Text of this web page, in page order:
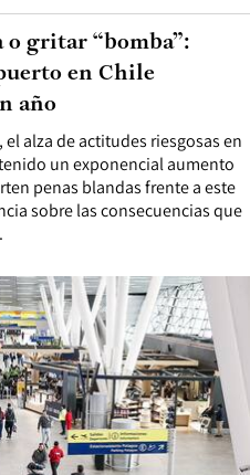
alza de actitudes riesgosas en
un exponencial aumento
penas blandas frente a este
sobre las consecuencias que
o gritar “bomba”:
en Chile
año